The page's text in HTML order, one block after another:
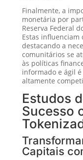
Finalmente, a
monetária por
Reserva Federal
Estas
destacando a
comunitários se
às políticas
informado e ágil
altamente
Estudos
Sucesso
Capitais